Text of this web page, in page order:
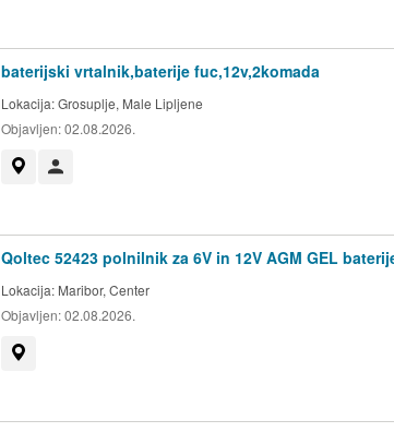
baterijski vrtalnik,baterije fuc,12v,2komada
Lokacija:Grosuplje, Male Lipljene
Objavljen:02.08.2026.
Qoltec 52423 polnilnik za 6V in 12V AGM GEL
Lokacija: Maribor, Center
Objavljen:02.08.2026.